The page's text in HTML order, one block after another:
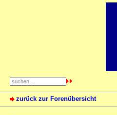
zurück zur Forenübersicht